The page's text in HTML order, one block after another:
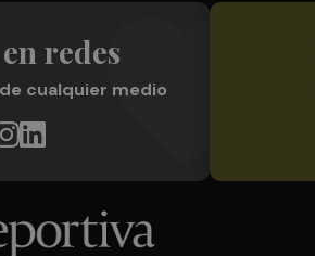
redes
cualquier medio